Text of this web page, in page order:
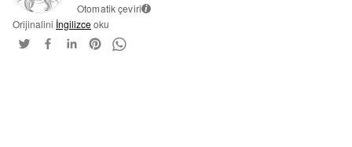
Otomatik çeviri i
Orijinalini İngilizceoku